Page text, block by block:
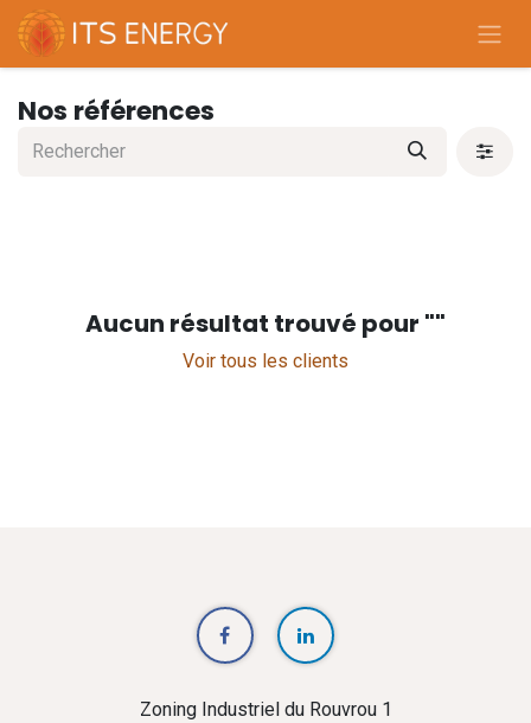
Se rendre au contenu
Nos références
Aucun résultat trouvé pour ""
Voir tous les clients
Zoning Industriel du Rouvrou 1